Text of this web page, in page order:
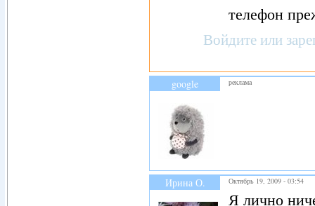
телефон
Войдите или
google реклама
Ирина О. Октябрь 19, 2009 - 03:54
Я лично